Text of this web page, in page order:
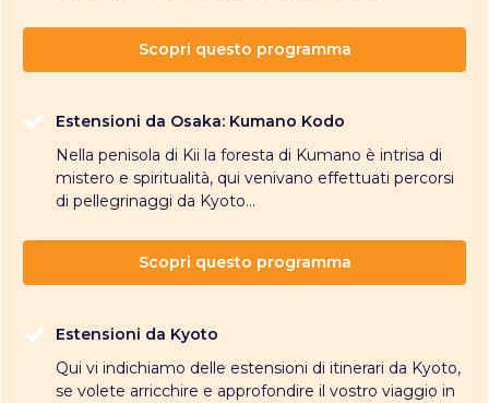
Scopri questo programma
Estensioni da Osaka: Kumano Kodo
Nella penisola di Kii la foresta di Kumano è intrisa di
mistero e spiritualità, qui venivano effettuati percorsi
di pellegrinaggi da Kyoto...
Scopri questo programma
Estensioni da Kyoto
Qui vi indichiamo delle estensioni di itinerari da Kyoto,
se volete arricchire e approfondire il vostro viaggio in